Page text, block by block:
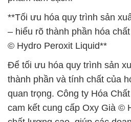
**Tối ưu hóa quy trình sản
– hiểu rõ thành phần hóa
© Hydro Peroxit Liquid**
Để tối ưu hóa quy trình sản
thành phần và tính chất của
quan trọng. Công ty Hóa
cam kết cung cấp Oxy Già ©